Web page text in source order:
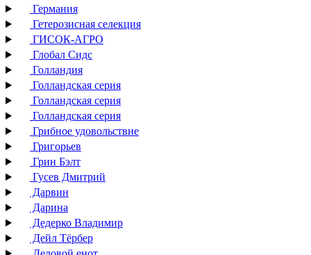
Германия
Гетерозисная селекция
ГИСОК-АГРО
Глобал Сидс
Голландия
Голландская серия
Голландская серия
Голландская серия
Грибное удовольствие
Григорьев
Грин Бэлт
Гусев Дмитрий
Дарвин
Дарина
Дедерко Владимир
Дейл Тёрбер